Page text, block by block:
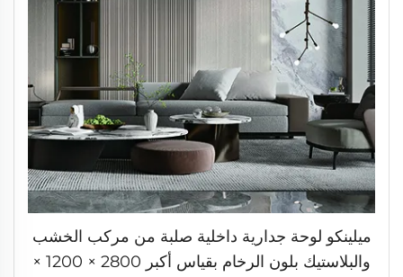
ميلينكو لوحة جدارية داخلية صلبة من مركب الخشب
والبلاستيك بلون الرخام بقياس أكبر 2800 × 1200 ×